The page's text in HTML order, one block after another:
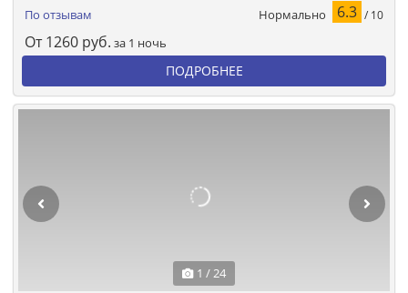
По отзывам
Нормально 6.3 / 10
От 1260 руб. за 1 ночь
ПОДРОБНЕЕ
1 / 24